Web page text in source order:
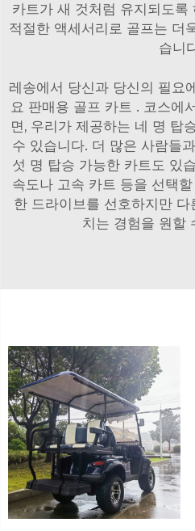
카트가 새 것처럼 유지되도록
적절한 액세서리로 골프는 더
습니
레송에서 당신과 당신의 필요
요 판매용 골프 카트 . 코스에
면, 우리가 제공하는 네 명 탑
수 있습니다. 더 많은 사람들
섯 명 탑승 가능한 카트도 있
속도나 고속 카트 등을 선택
한 드라이브를 선호하지만
치는 경험을 원할